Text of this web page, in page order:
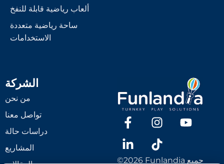
ألعاب رياضية قابلة للنفخ
ساحة رياضية متعددة
الاستخدامات
الشركة
من نحن
تواصل معنا
دراسات حالة
المشاريع
©2026 Funlandia جميع